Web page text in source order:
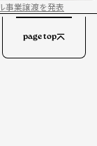
事業譲渡を発表
page top